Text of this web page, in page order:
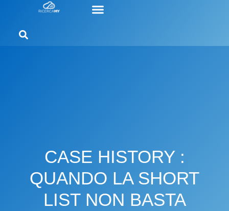
CASE HISTORY :
QUANDO LA SHORT
LIST NON BASTA